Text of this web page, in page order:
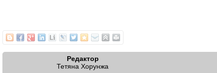
Редактор
Тетяна Хорунжа